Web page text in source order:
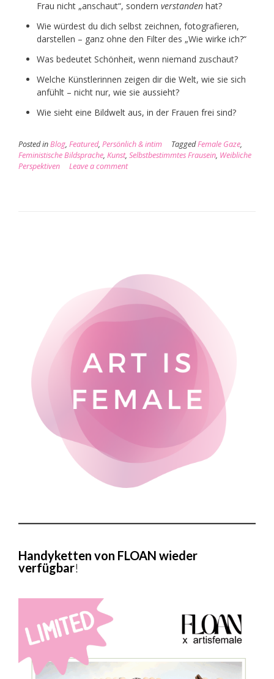
Frau nicht „anschaut“, sondern verstanden hat?
Wie würdest du dich selbst zeichnen, fotografieren,
darstellen – ganz ohne den Filter des „Wie wirke ich?“
Was bedeutet Schönheit, wenn niemand zuschaut?
Welche Künstlerinnen zeigen dir die Welt, wie sie sich
anfühlt – nicht nur, wie sie aussieht?
Wie sieht eine Bildwelt aus, in der Frauen frei sind?
Posted inBlog, Featured, Persönlich & intim TaggedFemale Gaze,
Feministische Bildsprache, Kunst, Selbstbestimmtes Frausein, Weibliche
Perspektiven
Leave a comment
Handyketten von FLOAN wieder
verfügbar!